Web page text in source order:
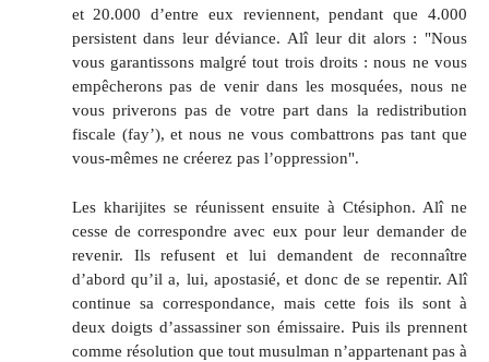
et 20.000 d’entre eux reviennent, pendant que 4.000
persistent dans leur déviance. Alî leur dit alors : "Nous
vous garantissons malgré tout trois droits : nous ne vous
empêcherons pas de venir dans les mosquées, nous ne
vous priverons pas de votre part dans la redistribution
fiscale (fay’), et nous ne vous combattrons pas tant que
vous-mêmes ne créerez pas l’oppression".
Les kharijites se réunissent ensuite à Ctésiphon. Alî ne
cesse de correspondre avec eux pour leur demander de
revenir. Ils refusent et lui demandent de reconnaître
d’abord qu’il a, lui, apostasié, et donc de se repentir. Alî
continue sa correspondance, mais cette fois ils sont à
deux doigts d’assassiner son émissaire. Puis ils prennent
comme résolution que tout musulman n’appartenant pas à